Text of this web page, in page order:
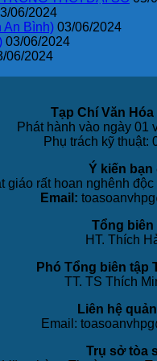
06/2024
An Bình) 03/06/2024
03/06/2024
06/2024
Tạp Chí Văn Hóa
Phát hành vào ngày 01
Phụ trách kỹ thuật:
Ý kiến bạn
giáo rất hoan nghênh
Email:
Tổng biên
HT. Thích
Phó Tổng biên tập
TT. TS Thích
Liên hệ
Email:
Trụ sở tòa